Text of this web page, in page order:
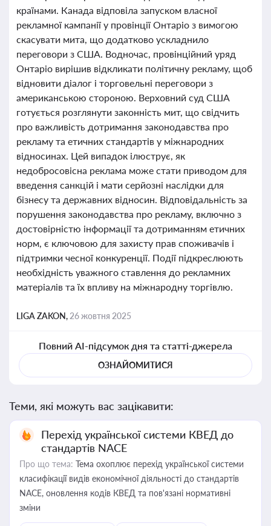
країнами. Канада відповіла запуском власної
рекламної кампанії у провінції Онтаріо з вимогою
скасувати мита, що додатково ускладнило
переговори з США. Водночас, провінційний уряд
Онтаріо вирішив відкликати політичну рекламу, щоб
відновити діалог і торговельні переговори з
американською стороною. Верховний суд США
готується розглянути законність мит, що свідчить
про важливість дотримання законодавства про
рекламу та етичних стандартів у міжнародних
відносинах. Цей випадок ілюструє, як
недобросовісна реклама може стати приводом для
введення санкцій і мати серйозні наслідки для
бізнесу та державних відносин. Відповідальність за
порушення законодавства про рекламу, включно з
достовірністю інформації та дотриманням етичних
норм, є ключовою для захисту прав споживачів і
підтримки чесної конкуренції. Події підкреслюють
необхідність уважного ставлення до рекламних
матеріалів та їх впливу на міжнародну торгівлю.
LIGA ZAKON, 26 жовтня 2025
Повний AI-підсумок дня та статті-джерела
ОЗНАЙОМИТИСЯ
Теми, які можуть вас зацікавити:
Перехід української системи КВЕД до
стандартів NACE
Про що тема: Тема охоплює перехід української системи
класифікації видів економічної діяльності до стандартів
NACE, оновлення кодів КВЕД та пов'язані нормативні
зміни